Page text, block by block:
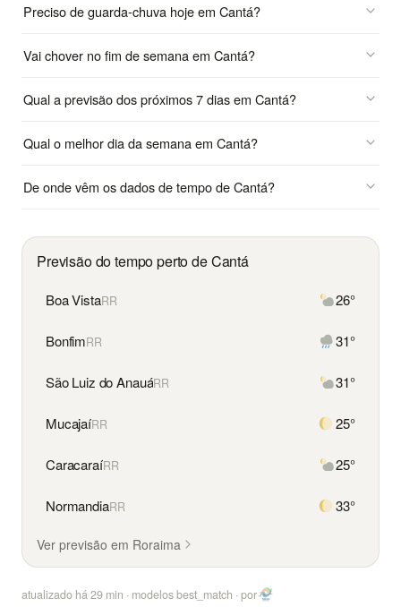
Preciso de guarda-chuva hoje em Cantá?
Vai chover no fim de semana em Cantá?
Qual a previsão dos próximos 7 dias em Cantá?
Qual o melhor dia da semana em Cantá?
De onde vêm os dados de tempo de Cantá?
Previsão do tempo perto de Cantá
Boa VistaRR 26°
BonfimRR 31°
São Luiz do AnauáRR 31°
MucajaíRR 25°
CaracaraíRR 25°
NormandiaRR 33°
Ver previsão em Roraima
atualizado há 29 min · modelos best_match ·por